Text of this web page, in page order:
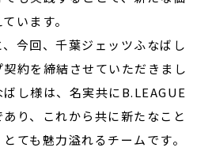
います。
今回、千葉ジェッツふなばし
約を締結させていただきまし
し様は、名実共にB.LEAGUE
り、これから共に新たなこと
ても魅力溢れるチームです。